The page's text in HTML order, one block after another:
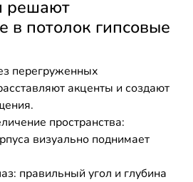
решают
в потолок гипсовые
перегруженных
акценты и создают
пространства:
визуально поднимает
правильный угол и глубина